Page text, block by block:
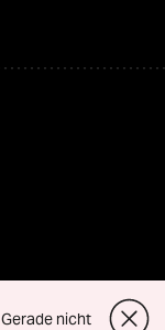
Gerade nicht